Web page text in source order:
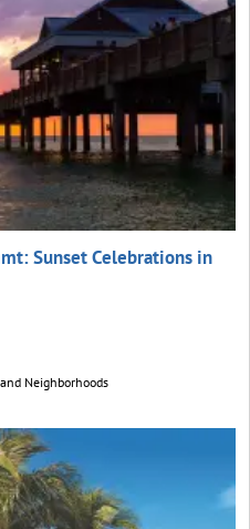
Sunset Celebrations in
Neighborhoods